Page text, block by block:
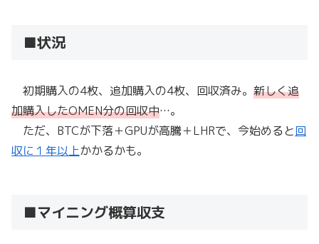
■状況
初期購入の4枚、追加購入の4枚、回収済み。 新しく追
加購入したOMEN分の回収中…。
ただ、BTCが下落＋GPUが高騰＋LHRで、今始めると回
収に１年以上かかるかも。
■マイニング概算収支